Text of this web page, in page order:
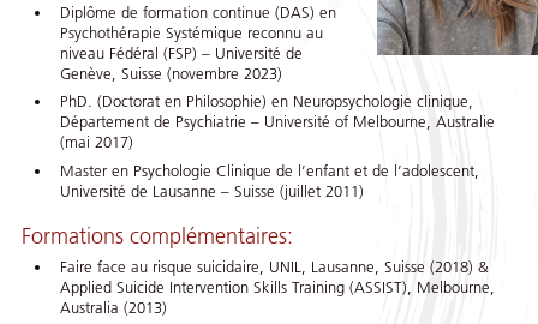
Diplôme de formation continue (DAS) en
Psychothérapie Systémique reconnu au
niveau Fédéral (FSP) – Université de
Genève, Suisse (novembre 2023)
PhD. (Doctorat en Philosophie) en Neuropsychologie clinique,
Département de Psychiatrie – Université of Melbourne, Australie
(mai 2017)
Master en Psychologie Clinique de l’enfant et de l’adolescent,
Université de Lausanne – Suisse (juillet 2011)
Formations complémentaires:
Faire face au risque suicidaire, UNIL, Lausanne, Suisse (2018) &
Applied Suicide Intervention Skills Training (ASSIST), Melbourne,
Australia (2013)